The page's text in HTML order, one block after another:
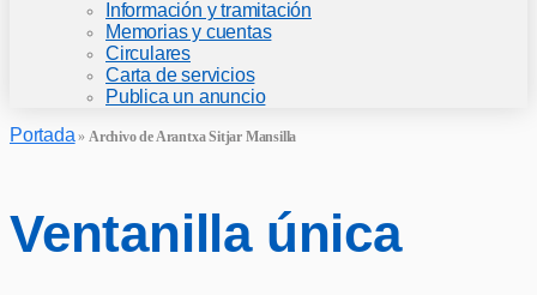
Información y tramitación
Memorias y cuentas
Circulares
Carta de servicios
Publica un anuncio
Portada»Archivo de Arantxa Sitjar Mansilla
Ventanilla única